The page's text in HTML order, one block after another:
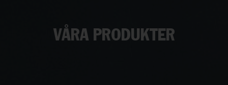
VÅRA PRODUKTER